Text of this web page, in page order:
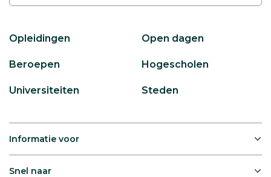
Opleidingen Open dagen
Beroepen Hogescholen
Universiteiten Steden
Informatie voor
Snel naar